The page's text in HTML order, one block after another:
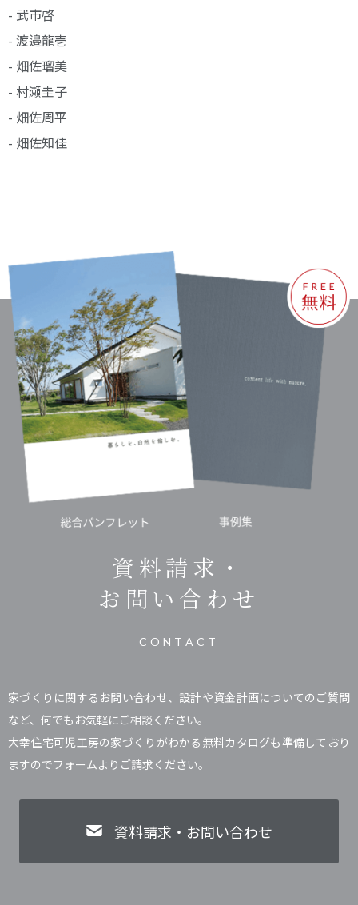
- 武市啓
- 渡邉龍壱
- 畑佐瑠美
- 村瀬圭子
- 畑佐周平
- 畑佐知佳
資料請求・
お問い合わせ
CONTACT
家づくりに関するお問い合わせ、設計や資金計画についてのご質問
など、何でもお気軽にご相談ください。
大幸住宅可児工房の家づくりがわかる無料カタログも準備しており
ますのでフォームよりご請求ください。
資料請求・お問い合わせ